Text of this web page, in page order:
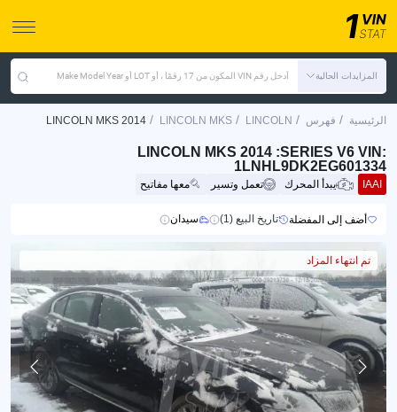
المزايدات الحالية أدخل رقم VIN المكون من 17 رقمًا ، أو LOT أو Make Model Year
الرئيسية / فهرس /
LINCOLN
/
LINCOLN MKS
/
LINCOLN MKS 2014
LINCOLN MKS 2014 :SERIES V6 VIN:
1LNHL9DK2EG601334
IAAI يبدأ المحرك تعمل وتسير معها مفاتيح
أضف إلى المفضلة تاريخ البيع (1) سيدان
تم انتهاء المزاد